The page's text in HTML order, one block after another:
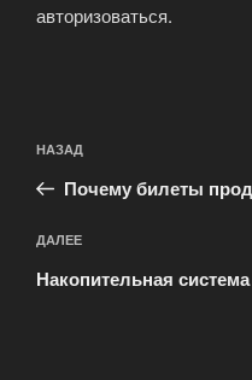
авторизоваться.
по
записям
Предыдущая
запись:
НАЗАД
Почему билеты
Следующая
запись
ДАЛЕЕ
Накопительная